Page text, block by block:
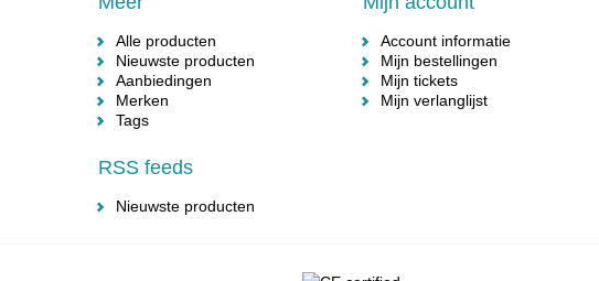
Alle producten
Nieuwste producten
Aanbiedingen
Merken
Tags
RSS feeds
Nieuwste producten
Account informatie
Mijn bestellingen
Mijn tickets
Mijn verlanglijst